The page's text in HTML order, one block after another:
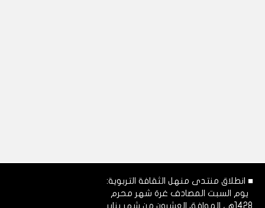
■ انطلاق منتدى منهل الثقافة التربوية:
يوم السبت المصادف غرة شهر محرم
1428هـ، الموافق العشرون من شهر يناير